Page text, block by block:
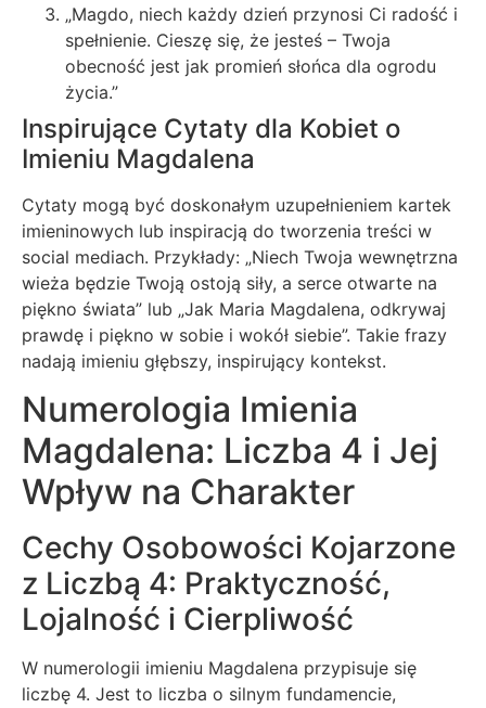
„Magdo, niech każdy dzień przynosi Ci radość i
spełnienie. Cieszę się, że jesteś – Twoja
obecność jest jak promień słońca dla ogrodu
życia.”
Inspirujące Cytaty dla Kobiet o
Imieniu Magdalena
Cytaty mogą być doskonałym uzupełnieniem kartek
imieninowych lub inspiracją do tworzenia treści w
social mediach. Przykłady: „Niech Twoja wewnętrzna
wieża będzie Twoją ostoją siły, a serce otwarte na
piękno świata” lub „Jak Maria Magdalena, odkrywaj
prawdę i piękno w sobie i wokół siebie”. Takie frazy
nadają imieniu głębszy, inspirujący kontekst.
Numerologia Imienia
Magdalena: Liczba 4 i Jej
Wpływ na Charakter
Cechy Osobowości Kojarzone
z Liczbą 4: Praktyczność,
Lojalność i Cierpliwość
W numerologii imieniu Magdalena przypisuje się
liczbę 4. Jest to liczba o silnym fundamencie,